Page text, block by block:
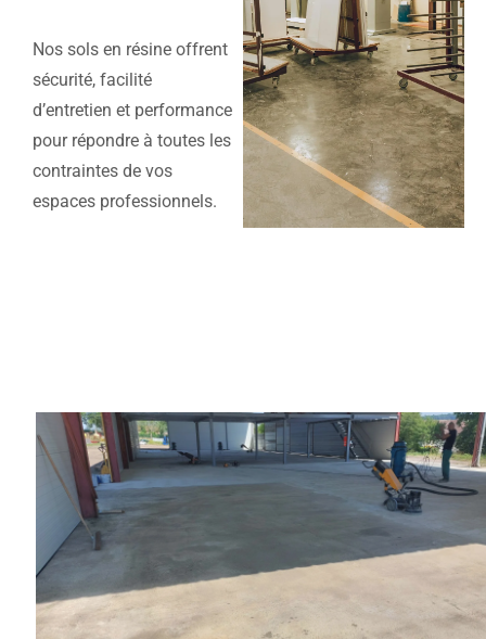
Nos sols en résine offrent
sécurité, facilité
d’entretien et performance
pour répondre à toutes les
contraintes de vos
espaces professionnels.